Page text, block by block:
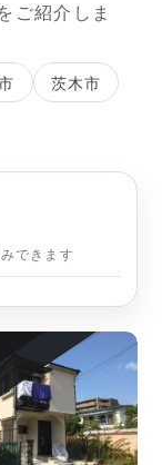
ご紹介しま
茨木市
できます